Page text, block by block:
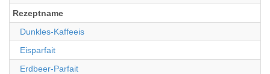
Rezeptname
Dunkles-Kaffeeis
Eisparfait
Erdbeer-Parfait